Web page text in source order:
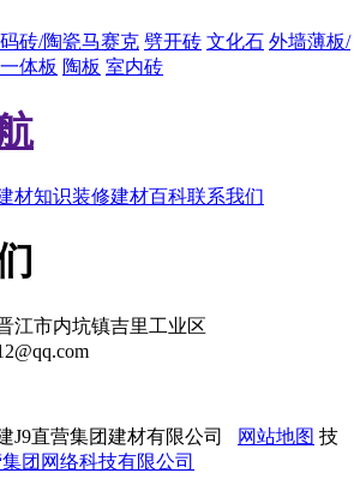
砖/陶瓷马赛克 劈开砖 文化石 外墙薄板/
体板 陶板 室内砖
材知识装修建材百科联系我们
江市内坑镇吉里工业区
J9直营集团建材有限公司 网站地图 技
团网络科技有限公司